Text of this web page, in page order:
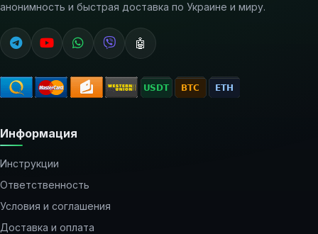
анонимность и быстрая доставка по Украине и миру.
🤖
Информация
Инструкции
Ответственность
Условия и соглашения
Доставка и оплата